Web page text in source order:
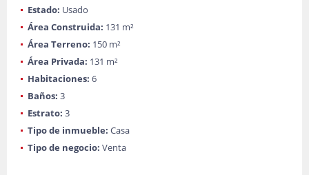
Estado: Usado
Área Construida: 131 m²
Área Terreno: 150 m²
Área Privada: 131 m²
Habitaciones: 6
Baños: 3
Estrato: 3
Tipo de inmueble: Casa
Tipo de negocio: Venta